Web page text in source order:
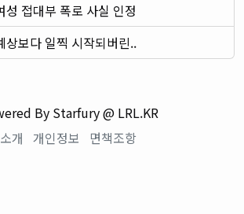
성 접대부 폭로 사실 인정
상보다 일찍 시작되버린..
By Starfury @ LRL.KR
소개 개인정보 면책조항